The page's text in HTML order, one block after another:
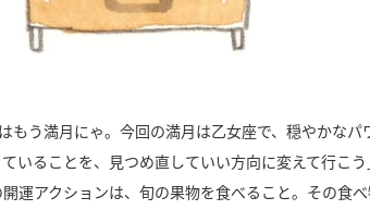
もう満月にゃ。今回の満月は乙女座で、穏やかな
いることを、見つめ直していい方向に変えて行こ
運アクションは、旬の果物を食べること。その食